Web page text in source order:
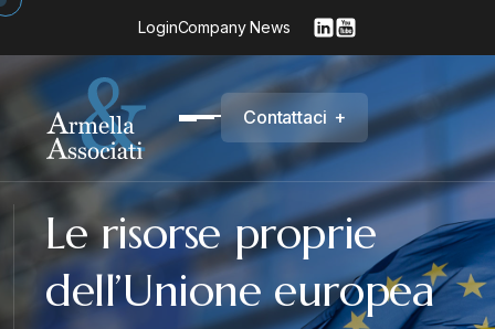
LoginCompany News
Contattaci +
Le risorse proprie
dell’Unione europea